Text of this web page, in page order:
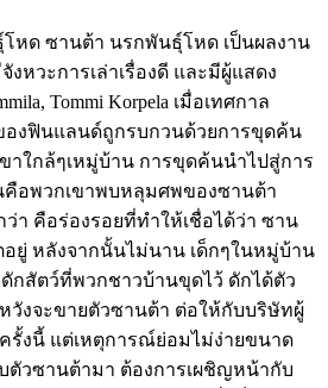
หด ซานต้า นรกพันธุ์โหด เป็นผลงาน
จังหวะการเล่าเรื่องดี และมีผู้แสดง
Tommi Korpela เมื่อเทศกาล
งฟินแลนด์ถูกรบกวนด้วยการขุดค้น
าใกล้ๆเหมู่บ้าน การขุดค้นนำไปสู่การ
อพวกเขาพบหลุมศพของซานต้า
า คือร่องรอยที่ทำให้เชื่อได้ว่า ซาน
ยู่ หลังจากนั้นไม่นาน เด็กๆในหมู่บ้าน
กสัตว์ที่พวกชาวบ้านขุดไว้ ดักได้ตัว
วังจะขายตัวซานต้า ต่อให้กับบริษัทผู้
รั้งนี้ แต่เหตุการณ์ย่อมไม่ง่ายขนาด
ตัวซานต้ามา ต้องการเผชิญหน้ากับ